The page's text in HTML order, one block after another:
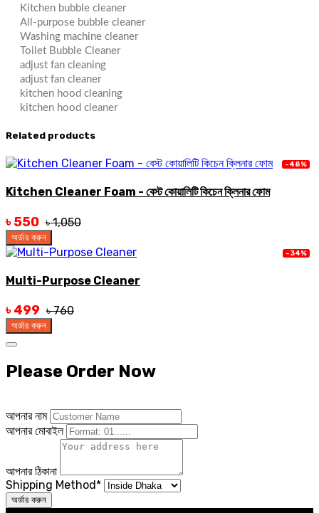
Kitchen bubble cleaner
All-purpose bubble cleaner
Washing machine cleaner
Toilet Bubble Cleaner
adjust fan cleaning
adjust fan cleaner
kitchen hood cleaning
kitchen hood cleaner
Related products
-48%
Kitchen Cleaner Foam - বেস্ট কোয়ালিটি কিচেন ক্লিনার ফোম
৳ 550 ৳ 1,050
অর্ডার করুন
-34%
Multi-Purpose Cleaner
৳ 499 ৳ 760
অর্ডার করুন
Please Order Now
আপনার নাম
আপনার মোবাইল
আপনার ঠিকানা
Shipping Method*
অর্ডার করুন